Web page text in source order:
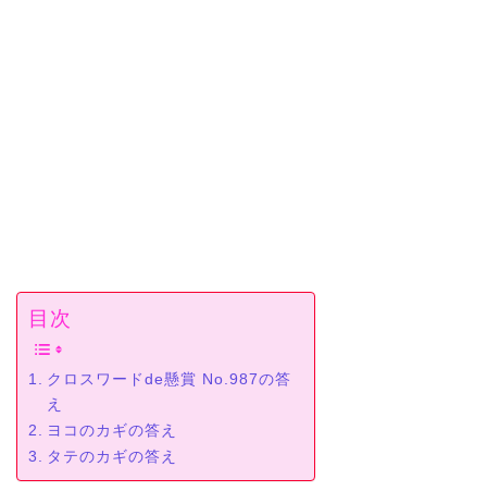
目次
クロスワードde懸賞 No.987の答
え
ヨコのカギの答え
タテのカギの答え